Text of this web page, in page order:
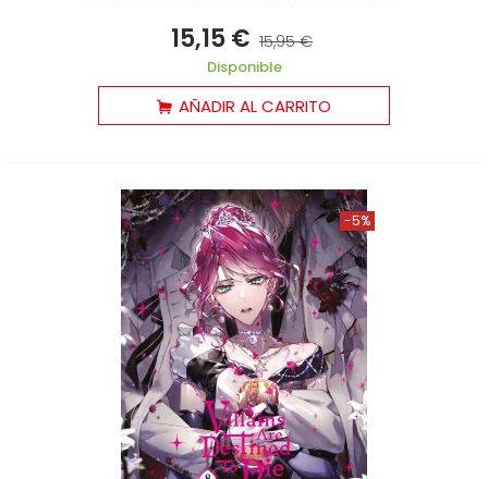
15,15 € 15,95 €
Disponible
AÑADIR AL CARRITO
-5%